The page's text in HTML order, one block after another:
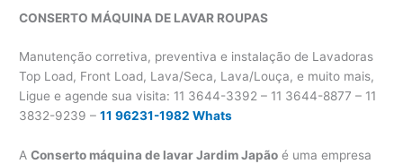
CONSERTO MÁQUINA DE LAVAR ROUPAS
Manutenção corretiva, preventiva e instalação de Lavadoras
Top Load, Front Load, Lava/Seca, Lava/Louça, e muito mais,
Ligue e agende sua visita: 11 3644-3392 – 11 3644-8877 – 11
3832-9239 –11 96231-1982 Whats
AConserto máquina de lavar Jardim Japão é uma empresa